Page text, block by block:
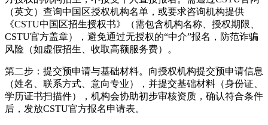
（英文）查询中国区授权机构名单，或要求咨询机构提供
《CSTU中国区招生授权书》（需包含机构名称、授权期限、
CSTU官方盖章），避免通过无授权的“中介”报名，防范诈骗
风险（如虚假招生、收取高额服务费）。
第二步：提交预申请与基础材料。向授权机构提交预申请信息
（姓名、联系方式、意向专业），并提交基础材料（身份证、
学历证书扫描件），机构会协助初步审核资质，确认符合条件
后，发放CSTU官方报名申请表。